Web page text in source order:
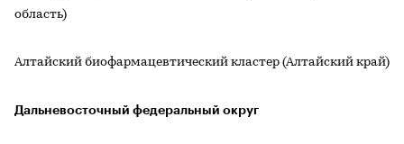
область)
Алтайский биофармацевтический кластер (Алтайский край)
Дальневосточный федеральный округ